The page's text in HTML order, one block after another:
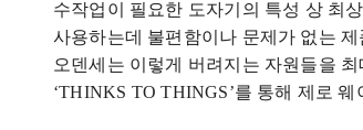
수작업이 필요한 도자기의 특성 상 최
사용하는데 불편함이나 문제가 없는
오덴세는 이렇게 버려지는 자원들을
‘THINKS TO THINGS’를 통해 제로